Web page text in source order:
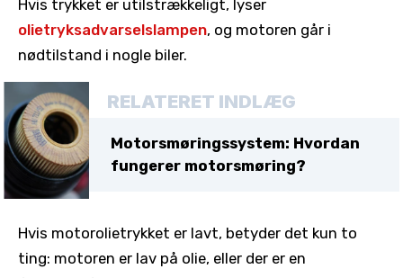
Hvis trykket er utilstrækkeligt, lyser
olietryksadvarselslampen, og motoren går i
nødtilstand i nogle biler.
RELATERET INDLÆG
Motorsmøringssystem: Hvordan
fungerer motorsmøring?
Hvis motorolietrykket er lavt, betyder det kun to
ting: motoren er lav på olie, eller der er en